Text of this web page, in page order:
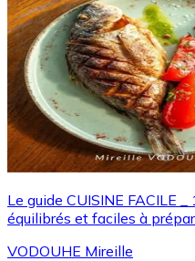
Le guide CUISINE FACILE
équilibrés et faciles à
VODOUHE Mireille